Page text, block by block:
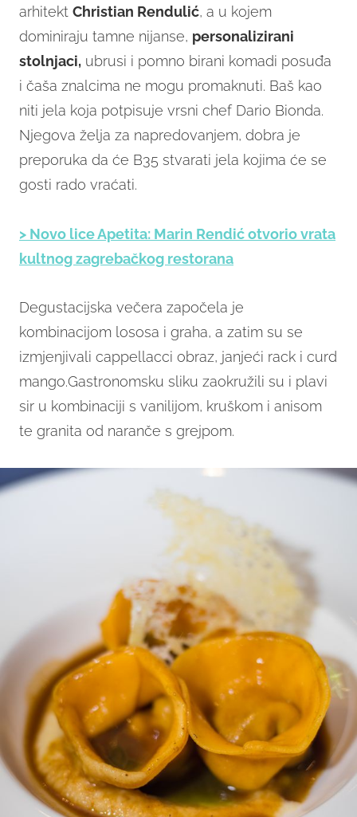
arhitekt Christian Rendulić, a u kojem
dominiraju tamne nijanse, personalizirani
stolnjaci, ubrusi i pomno birani komadi posuđa
i čaša znalcima ne mogu promaknuti. Baš kao
niti jela koja potpisuje vrsni chef Dario Bionda.
Njegova želja za napredovanjem, dobra je
preporuka da će B35 stvarati jela kojima će se
gosti rado vraćati.
> Novo lice Apetita: Marin Rendić otvorio vrata
kultnog zagrebačkog restorana
Degustacijska večera započela je
kombinacijom lososa i graha, a zatim su se
izmjenjivali cappellacci obraz, janjeći rack i curd
mango.Gastronomsku sliku zaokružili su i plavi
sir u kombinaciji s vanilijom, kruškom i anisom
te granita od naranče s grejpom.